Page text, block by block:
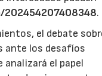
.
el debate
ante los desafíos
el papel